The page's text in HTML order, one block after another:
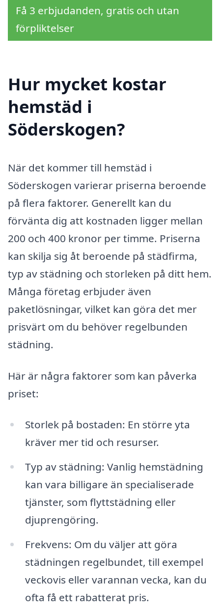
Få 3 erbjudanden, gratis och utan
förpliktelser
Hur mycket kostar
hemstäd i
Söderskogen?
När det kommer till hemstäd i
Söderskogen varierar priserna beroende
på flera faktorer. Generellt kan du
förvänta dig att kostnaden ligger mellan
200 och 400 kronor per timme. Priserna
kan skilja sig åt beroende på städfirma,
typ av städning och storleken på ditt hem.
Många företag erbjuder även
paketlösningar, vilket kan göra det mer
prisvärt om du behöver regelbunden
städning.
Här är några faktorer som kan påverka
priset:
Storlek på bostaden: En större yta
kräver mer tid och resurser.
Typ av städning: Vanlig hemstädning
kan vara billigare än specialiserade
tjänster, som flyttstädning eller
djuprengöring.
Frekvens: Om du väljer att göra
städningen regelbundet, till exempel
veckovis eller varannan vecka, kan du
ofta få ett rabatterat pris.